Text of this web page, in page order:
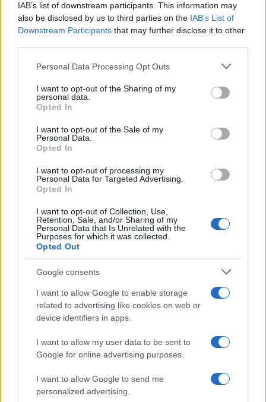
IAB’s list of downstream participants. This information may
also be disclosed by us to third parties on the IAB’s List of
Downstream Participants that may further disclose it to other
Please note that this website/app uses one or more Google
not limited to your visit or usage behaviour. You may click to
grant or deny consent to Google and its third-party tags to
use your data for below specified purposes in below Google
consent section.
Personal Data Processing Opt Outs
I want to opt-out of the Sharing of my
personal data.
Opted In
I want to opt-out of the Sale of my
Personal Data.
Opted In
I want to opt-out of processing my
Personal Data for Targeted Advertising.
Opted In
I want to opt-out of Collection, Use,
Retention, Sale, and/or Sharing of my
Personal Data that Is Unrelated with the
Purposes for which it was collected.
Opted Out
Google consents
I want to allow Google to enable storage
related to advertising like cookies on web or
device identifiers in apps.
I want to allow my user data to be sent to
Google for online advertising purposes.
I want to allow Google to send me
personalized advertising.
Notizie in tempo reale?
Entra nel canale telegram di
da
Condividi l'articolo
F
a
ce
b
o
o
k
T
w
it
te
r
Pi
n
te
re
st
W
h
at
A
p
p
S
h
a
Prossimo articolo
NOTIZIE RECENTI
Le previsioni meteo per il weekend a Olbia e in